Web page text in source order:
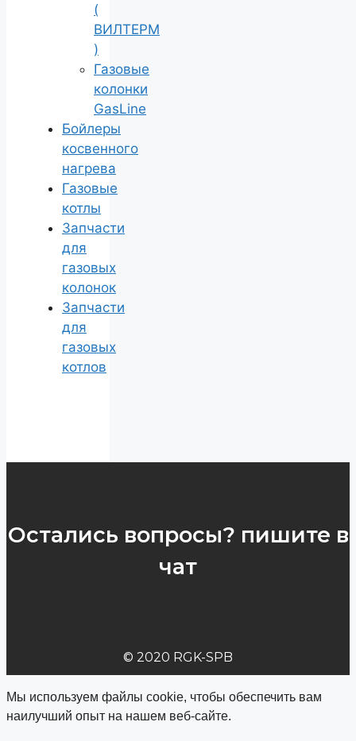
(
ВИЛТЕРМ
)
Газовые
колонки
GasLine
Бойлеры
косвенного
нагрева
Газовые
котлы
Запчасти
для
газовых
колонок
Запчасти
для
газовых
котлов
Остались вопросы? пишите в
чат
© 2020 RGK-SPB
Мы используем файлы cookie, чтобы обеспечить вам
наилучший опыт на нашем веб-сайте.